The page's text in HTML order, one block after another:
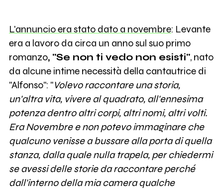
L'annuncio era stato dato a novembre: Levante
era a lavoro da circa un anno sul suo primo
romanzo, "Se non ti vedo non esisti", nato
da alcune intime necessità della cantautrice di
"Alfonso": "Volevo raccontare una storia,
un'altra vita, vivere al quadrato, all'ennesima
potenza dentro altri corpi, altri nomi, altri volti.
Era Novembre e non potevo immaginare che
qualcuno venisse a bussare alla porta di quella
stanza, dalla quale nulla trapela, per chiedermi
se avessi delle storie da raccontare perché
dall'interno della mia camera qualche